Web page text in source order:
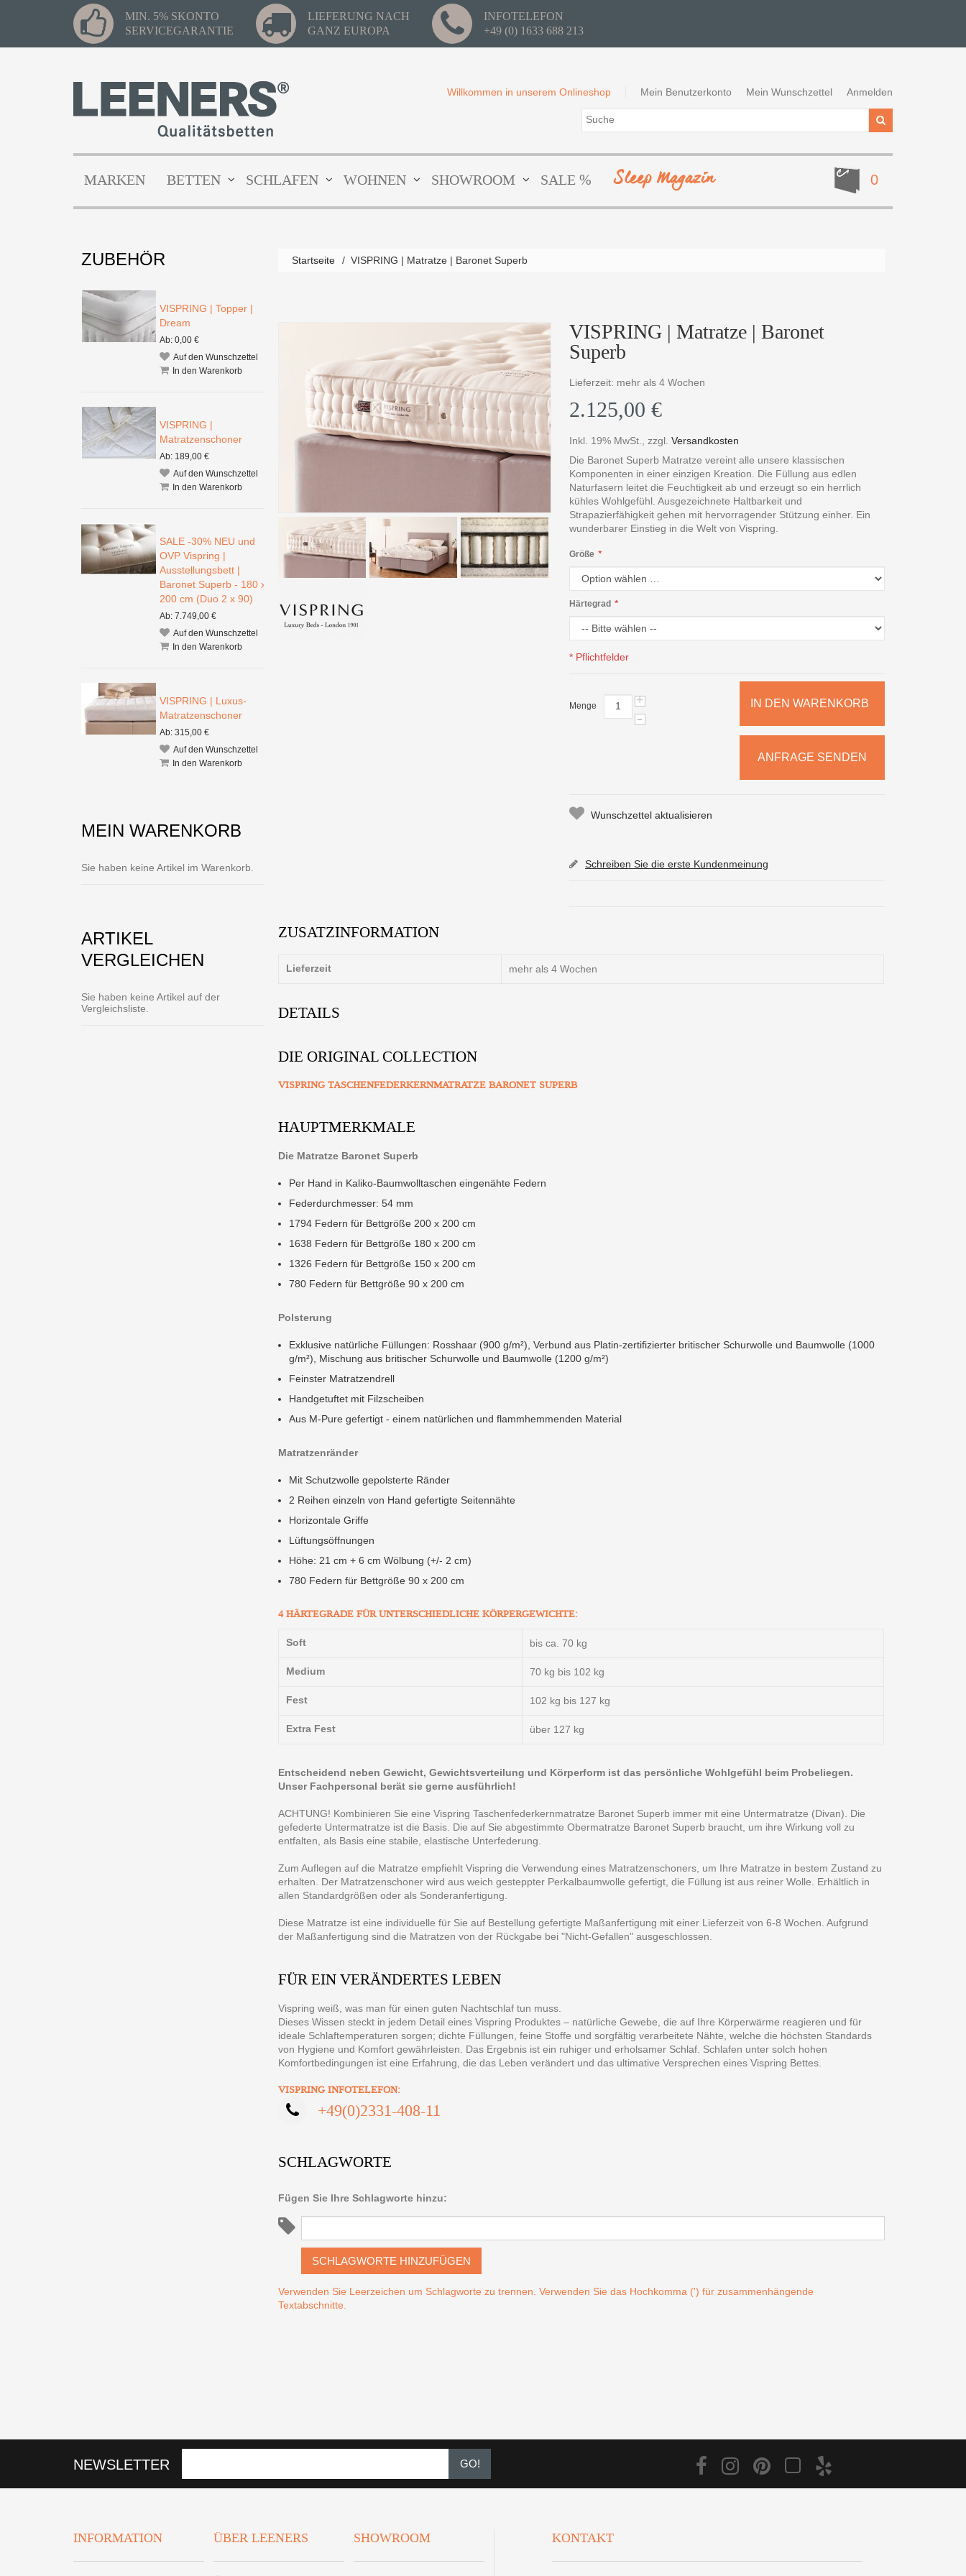
MIN. 5% SKONTO
SERVICEGARANTIE
LIEFERUNG NACH
GANZ EUROPA
INFOTELEFON
+49 (0) 1633 688 213
Mein Benutzerkonto Mein Wunschzettel Anmelden
Willkommen in unserem Onlineshop
0
MARKEN BETTEN SCHLAFEN WOHNEN SHOWROOM SALE % Sleep Magazin
Startseite / VISPRING | Matratze | Baronet Superb
VISPRING | Matratze | Baronet
Superb
Lieferzeit: mehr als 4 Wochen
2.125,00 €
Inkl. 19% MwSt. zzgl. Versandkosten
Die Baronet Superb Matratze vereint alle unsere klassischen
Komponenten in einer einzigen Kreation. Die Füllung aus edlen
Naturfasern leitet die Feuchtigkeit ab und erzeugt so ein herrlich
kühles Wohlgefühl. Ausgezeichnete Haltbarkeit und
Strapazierfähigkeit gehen mit hervorragender Stützung einher. Ein
wunderbarer Einstieg in die Welt von Vispring.
*
Größe
*
Härtegrad
* Pflichtfelder
Menge +
-
IN DEN WARENKORB
ANFRAGE SENDEN
Wunschzettel aktualisieren
Schreiben Sie die erste Kundenmeinung
ZUSATZINFORMATION
Lieferzeit mehr als 4 Wochen
DETAILS
DIE ORIGINAL COLLECTION
VISPRING TASCHENFEDERKERNMATRATZE BARONET SUPERB
HAUPTMERKMALE
Die Matratze Baronet Superb
Per Hand in Kaliko-Baumwolltaschen eingenähte Federn
Federdurchmesser: 54 mm
1794 Federn für Bettgröße 200 x 200 cm
1638 Federn für Bettgröße 180 x 200 cm
1326 Federn für Bettgröße 150 x 200 cm
780 Federn für Bettgröße 90 x 200 cm
Polsterung
Exklusive natürliche Füllungen: Rosshaar (900 g/m²), Verbund aus Platin-zertifizierter britischer Schurwolle und Baumwolle (1000
g/m²), Mischung aus britischer Schurwolle und Baumwolle (1200 g/m²)
Feinster Matratzendrell
Handgetuftet mit Filzscheiben
Aus M-Pure gefertigt - einem natürlichen und flammhemmenden Material
Matratzenränder
Mit Schutzwolle gepolsterte Ränder
2 Reihen einzeln von Hand gefertigte Seitennähte
Horizontale Griffe
Lüftungsöffnungen
Höhe: 21 cm + 6 cm Wölbung (+/- 2 cm)
780 Federn für Bettgröße 90 x 200 cm
4 HÄRTEGRADE FÜR UNTERSCHIEDLICHE KÖRPERGEWICHTE:
Soft bis ca. 70 kg
Medium 70 kg bis 102 kg
Fest 102 kg bis 127 kg
Extra Fest über 127 kg
Entscheidend neben Gewicht, Gewichtsverteilung und Körperform ist das persönliche Wohlgefühl beim Probeliegen.
Unser Fachpersonal berät sie gerne ausführlich!
ACHTUNG! Kombinieren Sie eine Vispring Taschenfederkernmatratze Baronet Superb immer mit eine Untermatratze (Divan). Die
gefederte Untermatratze ist die Basis. Die auf Sie abgestimmte Obermatratze Baronet Superb braucht, um ihre Wirkung voll zu
entfalten, als Basis eine stabile, elastische Unterfederung.
Zum Auflegen auf die Matratze empfiehlt Vispring die Verwendung eines Matratzenschoners, um Ihre Matratze in bestem Zustand zu
erhalten. Der Matratzenschoner wird aus weich gesteppter Perkalbaumwolle gefertigt, die Füllung ist aus reiner Wolle. Erhältlich in
allen Standardgrößen oder als Sonderanfertigung.
Diese Matratze ist eine individuelle für Sie auf Bestellung gefertigte Maßanfertigung mit einer Lieferzeit von 6-8 Wochen. Aufgrund
der Maßanfertigung sind die Matratzen von der Rückgabe bei "Nicht-Gefallen" ausgeschlossen.
FÜR EIN VERÄNDERTES LEBEN
Vispring weiß, was man für einen guten Nachtschlaf tun muss.
Dieses Wissen steckt in jedem Detail eines Vispring Produktes – natürliche Gewebe, die auf Ihre Körperwärme reagieren und für
ideale Schlaftemperaturen sorgen; dichte Füllungen, feine Stoffe und sorgfältig verarbeitete Nähte, welche die höchsten Standards
von Hygiene und Komfort gewährleisten. Das Ergebnis ist ein ruhiger und erholsamer Schlaf. Schlafen unter solch hohen
Komfortbedingungen ist eine Erfahrung, die das Leben verändert und das ultimative Versprechen eines Vispring Bettes.
VISPRING INFOTELEFON:
+49(0)2331-408-11
SCHLAGWORTE
Fügen Sie Ihre Schlagworte hinzu:
SCHLAGWORTE HINZUFÜGEN
Verwenden Sie Leerzeichen um Schlagworte zu trennen. Verwenden Sie das Hochkomma (') für zusammenhängende
Textabschnitte.
ZUBEHÖR
VISPRING | Topper |
Dream
Ab: 0,00 €
Auf den Wunschzettel
In den Warenkorb
VISPRING |
Matratzenschoner
Ab: 189,00 €
Auf den Wunschzettel
In den Warenkorb
SALE -30% NEU und
OVP Vispring |
Ausstellungsbett |
Baronet Superb - 180 x
200 cm (Duo 2 x 90)
Ab: 7.749,00 €
Auf den Wunschzettel
In den Warenkorb
VISPRING | Luxus-
Matratzenschoner
Ab: 315,00 €
Auf den Wunschzettel
In den Warenkorb
MEIN WARENKORB
Sie haben keine Artikel im Warenkorb.
ARTIKEL
VERGLEICHEN
Sie haben keine Artikel auf der
Vergleichsliste.
NEWSLETTER GO!
INFORMATION ÜBER LEENERS SHOWROOM KONTAKT